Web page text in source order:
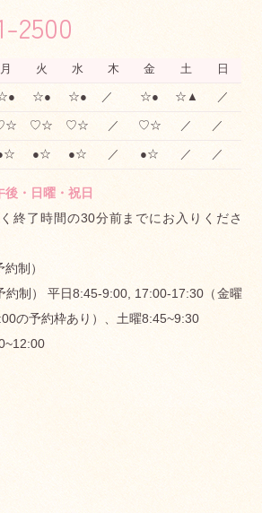
緒に働きませんか！ご興味のある方はク
話いただきますようにお願いいたしま
らせ
。よかったら覗いてみてください。
クチン（アブリスボ）定期接種
松戸市在住の妊婦さんを対象にRSウイル
リスボ）の定期接種が始まります。生ま
2500
月 火 水 木 金 土 日
☆● ☆● ／ ☆● ☆▲ ／
♡☆ ♡☆ ／ ♡☆ ／ ／
●☆ ●☆ ／ ●☆ ／ ／
・日曜・祝日
終了時間の30分前までにお入りくださ
制）
制） 平日8:45-9:00, 17:00-17:30（金曜
の予約枠あり）、土曜8:45~9:30